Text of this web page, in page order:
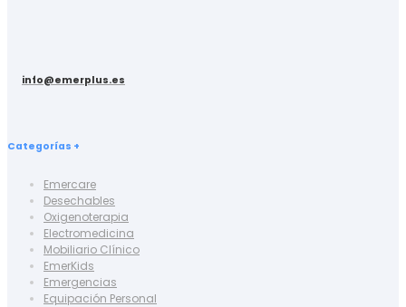
info@emerplus.es
Categorías +
Emercare
Desechables
Oxigenoterapia
Electromedicina
Mobiliario Clínico
EmerKids
Emergencias
Equipación Personal